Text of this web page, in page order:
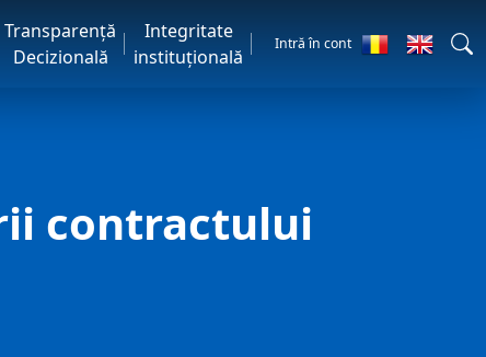
Transparență
Decizională
Integritate
instituțională
Intră în cont
contractului